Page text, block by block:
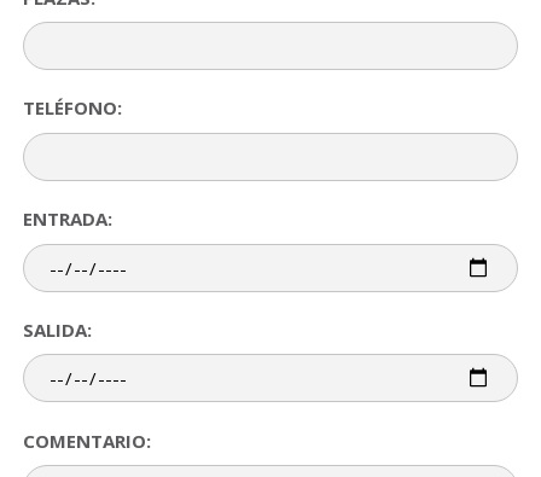
TELÉFONO:
ENTRADA:
SALIDA:
COMENTARIO: